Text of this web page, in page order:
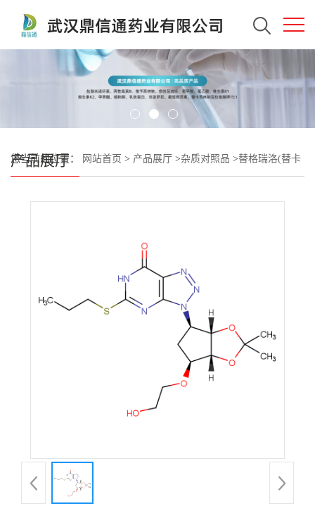
产品展厅
您当前的位置： 网站首页 > 产品展厅 >杂质对照品 >替格瑞洛(替卡